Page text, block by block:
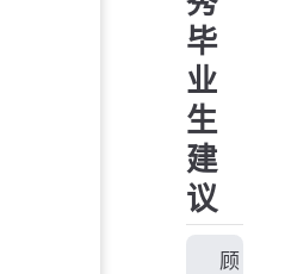
毕
业
生
建
议
顾